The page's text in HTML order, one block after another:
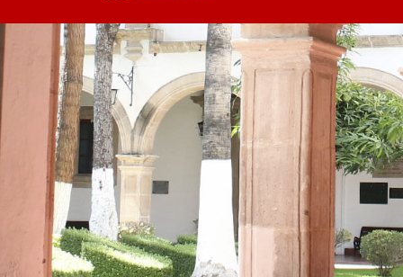
Universidad Juárez del
Estado de Durango